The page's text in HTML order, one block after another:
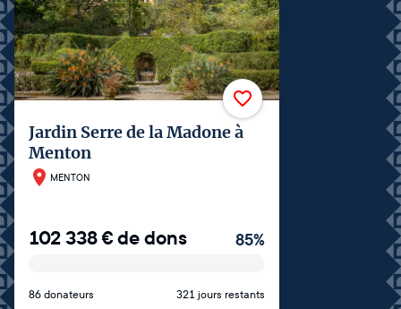
Jardin Serre de la Madone à
Menton
MENTON
102 338€de dons 85%
86 donateurs 321 jours restants